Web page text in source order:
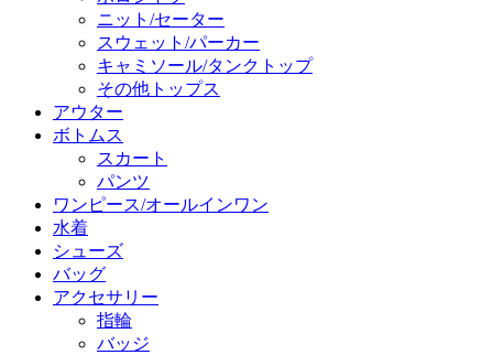
ニット/セーター
スウェット/パーカー
キャミソール/タンクトップ
その他トップス
アウター
ボトムス
スカート
パンツ
ワンピース/オールインワン
水着
シューズ
バッグ
アクセサリー
指輪
バッジ